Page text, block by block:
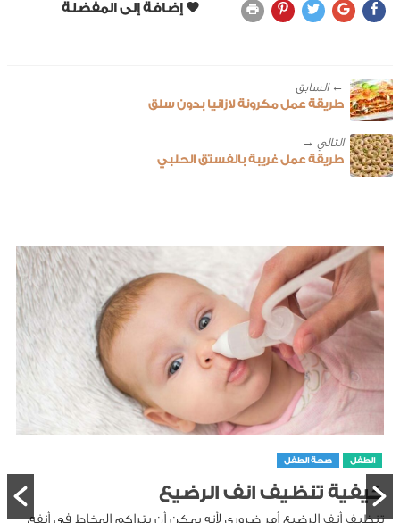
← ‎السابق
طريقة عمل مكرونة لازانيا بدون سلق
طريقة عمل غريبة بالفستق الحلبي
الطفل صحة الطفل